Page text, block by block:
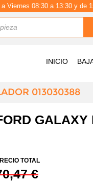
a Viernes 08:30 a 13:30 y de
INICIO
013030388
GALAXY
TOTAL
€